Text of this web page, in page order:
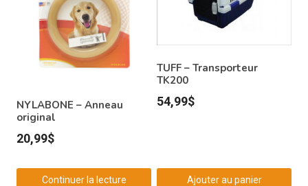
NYLABONE – Anneau
original
20,99$
Continuer la lecture
TUFF – Transporteur
TK200
54,99$
Ajouter au panier